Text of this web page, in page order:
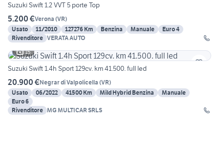
Suzuki Swift 1.2 VVT 5 porte Top
5.200 €Verona (VR)
Usato
11/2010 127276 Km Benzina Manuale
Euro 4
Rivenditore VERATA AUTO
15
Suzuki Swift 1.4h Sport 129cv. km 41.500. full led
20.900 €Negrar di Valpolicella (VR)
Usato
06/2022 41500 Km Mild Hybrid Benzina
Manuale
Euro 6
Rivenditore MG MULTICAR SRLS